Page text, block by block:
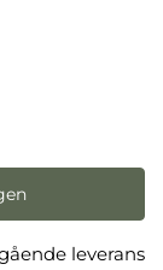
leverans